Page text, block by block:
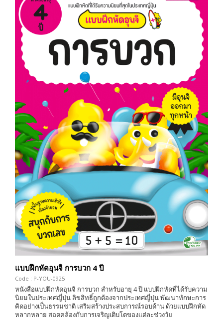
แบบฝึกหัดอุนจิ การบวก 4 ปี
Code : P-YOU-0925
หนังสือแบบฝึกหัดอุนจิ การบวก สำหรับอายุ 4 ปี แบบฝึกหัดที่ได้รับความ
นิยมในประเทศญี่ปุ่น ลิขสิทธิ์ถูกต้องจากประเทศญี่ปุ่น พัฒนาทักษะการ
คิดอย่างเป็นธรรมชาติ เสริมสร้างประสบการณ์รอบด้าน ด้วยแบบฝึกหัด
หลากหลาย สอดคล้องกับการเจริญเติบโตของแต่ละช่วงวัย